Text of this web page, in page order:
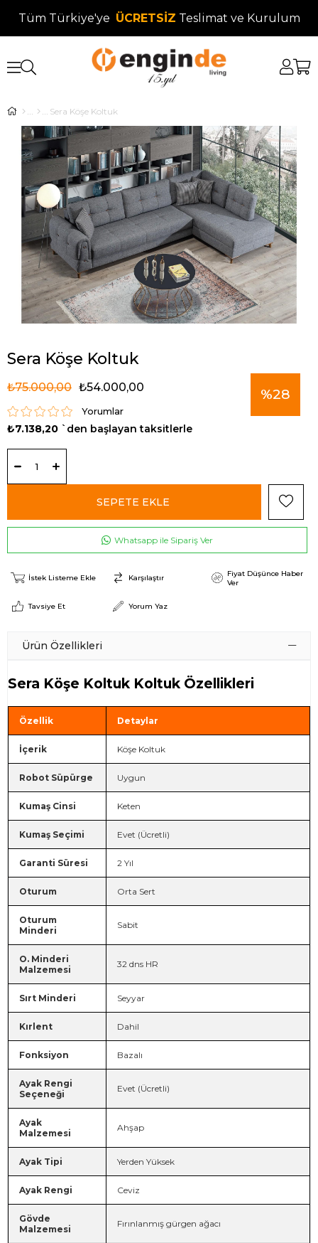
Tüm Türkiye'ye ÜCRETSİZ Teslimat ve Kurulum
Sera Köşe Koltuk
Sera Köşe Koltuk
%28
₺75.000,00 ₺54.000,00
Yorumlar
₺7.138,20 `den başlayan taksitlerle
Whatsapp ile Sipariş Ver
İstek Listeme Ekle Karşılaştır
Fiyat Düşünce Haber
Ver
Tavsiye Et Yorum Yaz
Ürün Özellikleri
Sera Köşe Koltuk Koltuk Özellikleri
Özellik Detaylar
İçerik Köşe Koltuk
Robot Süpürge Uygun
Kumaş Cinsi Keten
Kumaş Seçimi Evet (Ücretli)
Garanti Süresi 2 Yıl
Oturum Orta Sert
Oturum
Minderi
Sabit
O. Minderi
Malzemesi
32 dns HR
Sırt Minderi Seyyar
Kırlent Dahil
Fonksiyon Bazalı
Ayak Rengi
Seçeneği
Evet (Ücretli)
Ayak
Malzemesi
Ahşap
Ayak Tipi Yerden Yüksek
Ayak Rengi Ceviz
Gövde
Malzemesi
Fırınlanmış gürgen ağacı